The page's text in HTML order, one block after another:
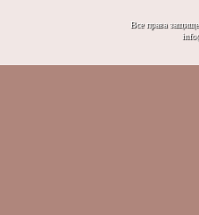
Все права